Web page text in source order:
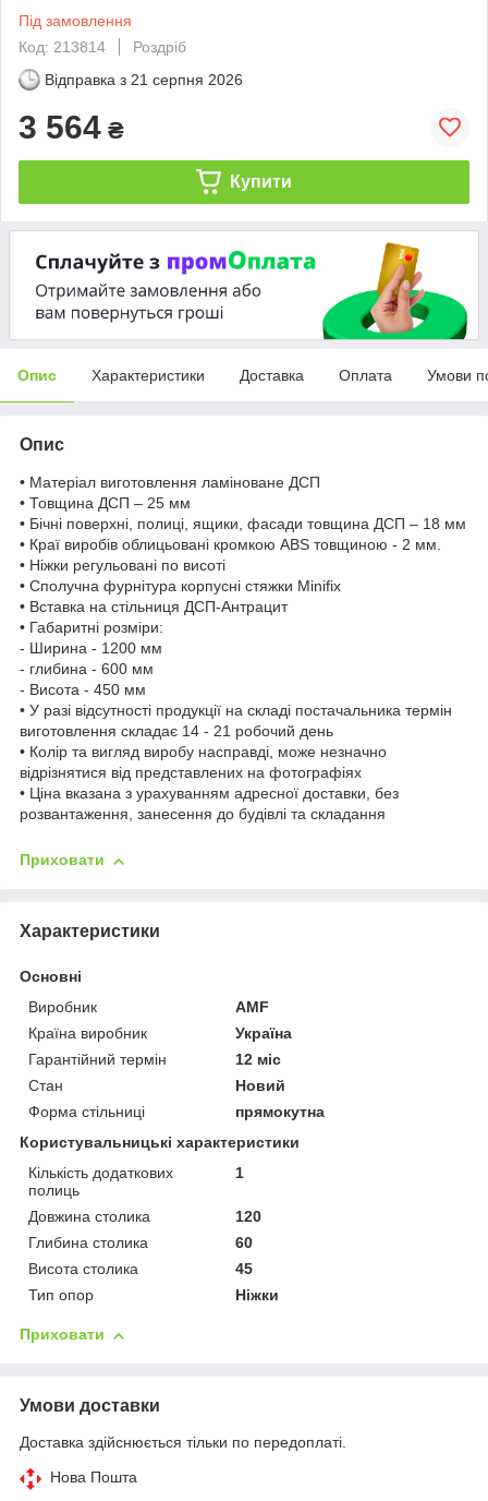
Під замовлення
Код: 213814
Роздріб
Відправка з 21 серпня 2026
3 564 ₴
Купити
Опис Характеристики Доставка Оплата Умови
Опис
• Матеріал виготовлення ламіноване ДСП
• Товщина ДСП – 25 мм
• Бічні поверхні, полиці, ящики, фасади товщина ДСП – 18 мм
• Краї виробів облицьовані кромкою ABS товщиною - 2 мм.
• Ніжки регульовані по висоті
• Сполучна фурнітура корпусні стяжки Minifix
• Вставка на стільниця ДСП-Антрацит
• Габаритні розміри:
- Ширина - 1200 мм
- глибина - 600 мм
- Висота - 450 мм
• У разі відсутності продукції на складі постачальника термін
виготовлення складає 14 - 21 робочий день
• Колір та вигляд виробу насправді, може незначно
відрізнятися від представлених на фотографіях
• Ціна вказана з урахуванням адресної доставки, без
розвантаження, занесення до будівлі та складання
Приховати
Характеристики
Основні
Виробник
AMF
Країна виробник
Україна
Гарантійний термін
12 міс
Стан
Новий
Форма стільниці
прямокутна
Користувальницькі характеристики
Кількість додаткових
полиць
1
Довжина столика
120
Глибина столика
60
Висота столика
45
Тип опор
Ніжки
Приховати
Умови доставки
Доставка здійснюється тільки по передоплаті.
Нова Пошта